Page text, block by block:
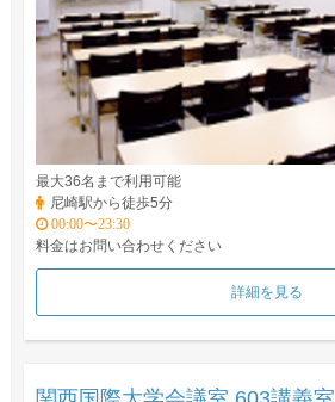
最大36名まで利用可能
尼崎駅から徒歩5分
00:00〜23:30
料金はお問い合わせください
詳細を見る